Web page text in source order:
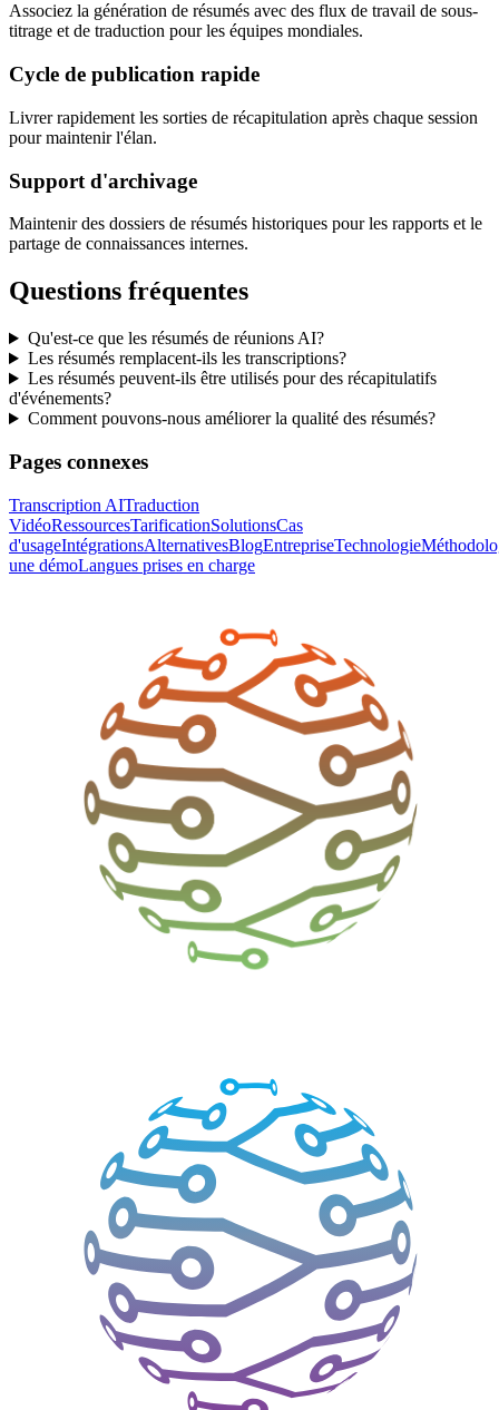
Associez la génération de résumés avec des flux de travail de sous-
titrage et de traduction pour les équipes mondiales.
Cycle de publication rapide
Livrer rapidement les sorties de récapitulation après chaque session
pour maintenir l'élan.
Support d'archivage
Maintenir des dossiers de résumés historiques pour les rapports et le
partage de connaissances internes.
Questions fréquentes
Qu'est-ce que les résumés de réunions AI?
Les résumés remplacent-ils les transcriptions?
Les résumés peuvent-ils être utilisés pour des récapitulatifs
d'événements?
Comment pouvons-nous améliorer la qualité des résumés?
Pages connexes
Transcription AITraduction
VidéoRessourcesTarificationSolutionsCas
d'usageIntégrationsAlternativesBlogEntrepriseTechnologie
une démoLangues prises en charge